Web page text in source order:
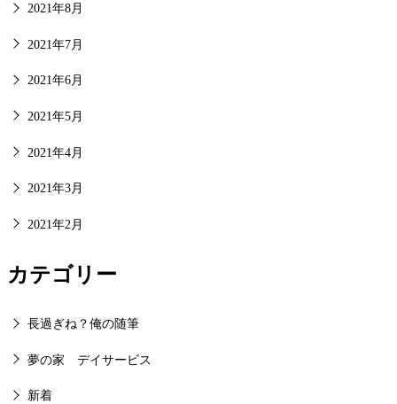
2021年8月
2021年7月
2021年6月
2021年5月
2021年4月
2021年3月
2021年2月
カテゴリー
長過ぎね？俺の随筆
夢の家 デイサービス
新着